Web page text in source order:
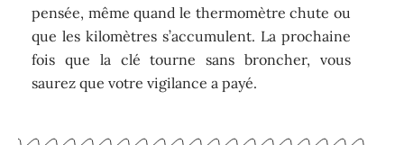
pensée, même quand le thermomètre chute ou
que les kilomètres s’accumulent. La prochaine
fois que la clé tourne sans broncher, vous
saurez que votre vigilance a payé.